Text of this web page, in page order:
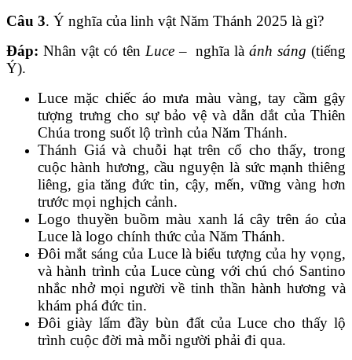
Câu 3. Ý nghĩa của linh vật Năm Thánh 2025 là gì?
Đáp: Nhân vật có tên Luce– nghĩa làánh sáng(tiếng
Ý).
Luce mặc chiếc áo mưa màu vàng, tay cầm gậy
tượng trưng cho sự bảo vệ và dẫn dắt của Thiên
Chúa trong suốt lộ trình của Năm Thánh.
Thánh Giá và chuỗi hạt trên cổ cho thấy, trong
cuộc hành hương, cầu nguyện là sức mạnh thiêng
liêng, gia tăng đức tin, cậy, mến, vững vàng hơn
trước mọi nghịch cảnh.
Logo thuyền buồm màu xanh lá cây trên áo của
Luce là logo chính thức của Năm Thánh.
Đôi mắt sáng của Luce là biểu tượng của hy vọng,
và hành trình của Luce cùng với chú chó Santino
nhắc nhở mọi người về tinh thần hành hương và
khám phá đức tin.
Đôi giày lấm đầy bùn đất của Luce cho thấy lộ
trình cuộc đời mà mỗi người phải đi qua.